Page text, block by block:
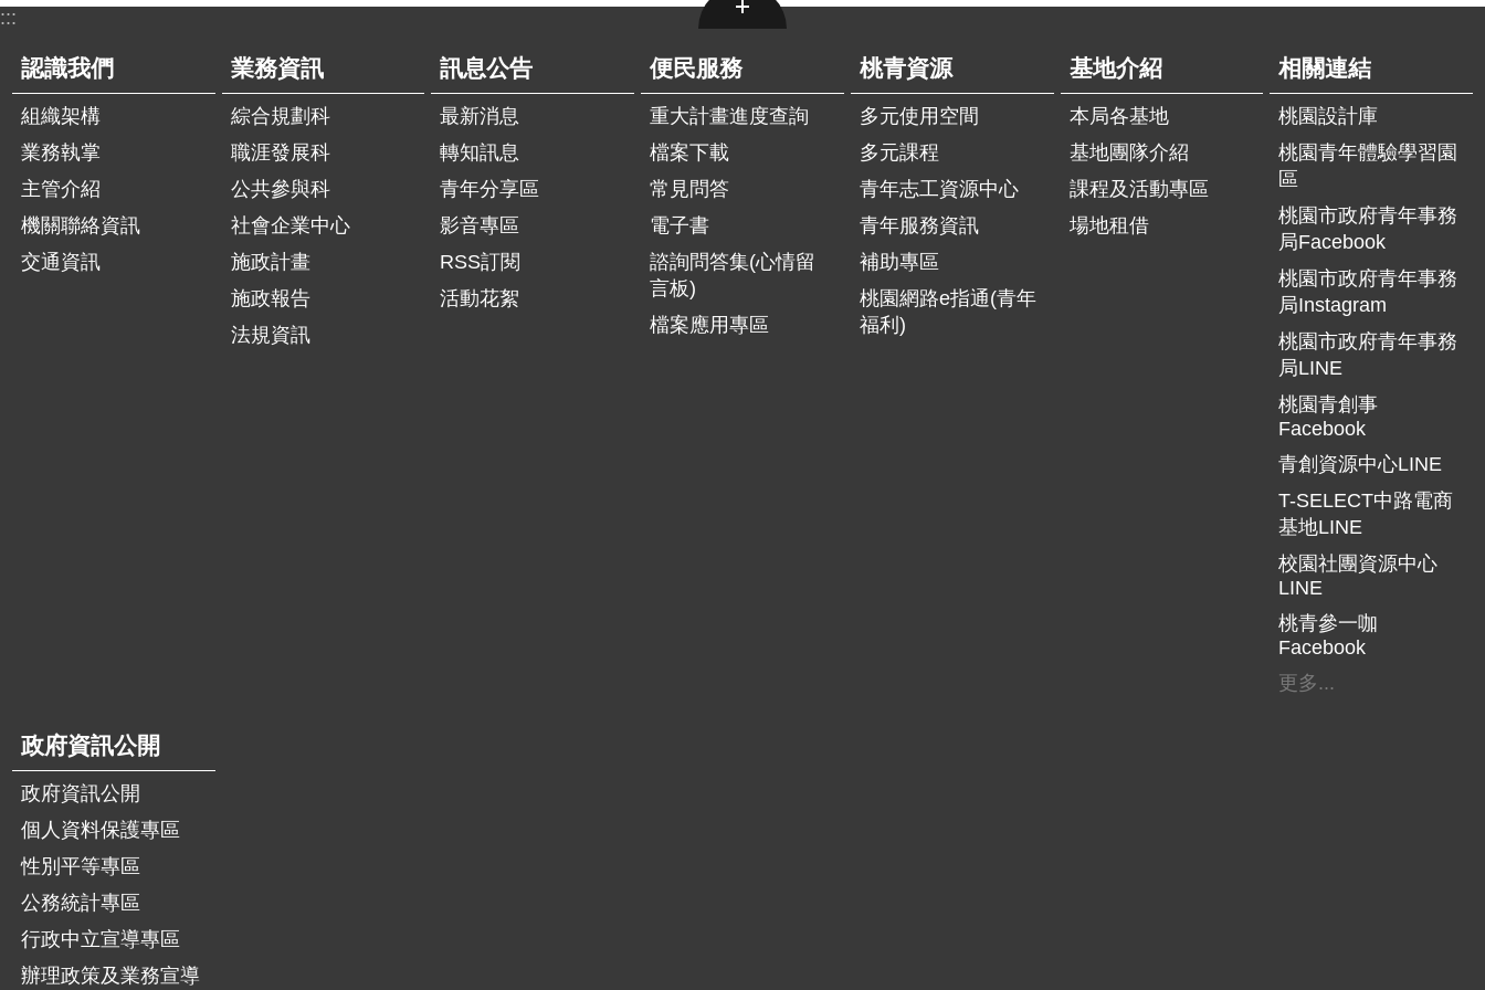
:::
認識我們
組織架構
業務執掌
主管介紹
機關聯絡資訊
交通資訊
業務資訊
綜合規劃科
職涯發展科
公共參與科
社會企業中心
施政計畫
施政報告
法規資訊
訊息公告
最新消息
轉知訊息
青年分享區
影音專區
RSS訂閱
活動花絮
便民服務
重大計畫進度查詢
檔案下載
常見問答
電子書
諮詢問答集(心情留
言板)
檔案應用專區
桃青資源
多元使用空間
多元課程
青年志工資源中心
青年服務資訊
補助專區
桃園網路e指通(青年
福利)
基地介紹
本局各基地
基地團隊介紹
課程及活動專區
場地租借
相關連結
桃園設計庫
桃園青年體驗學習園
區
桃園市政府青年事務
局Facebook
桃園市政府青年事務
局Instagram
桃園市政府青年事務
局LINE
桃園青創事
Facebook
青創資源中心LINE
T-SELECT中路電商
基地LINE
校園社團資源中心
LINE
桃青參一咖
Facebook
更多...
政府資訊公開
政府資訊公開
個人資料保護專區
性別平等專區
公務統計專區
行政中立宣導專區
辦理政策及業務宣導